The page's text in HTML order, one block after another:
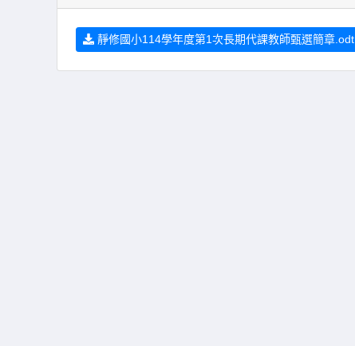
靜修國小114學年度第1次長期代課教師甄選簡章.odt